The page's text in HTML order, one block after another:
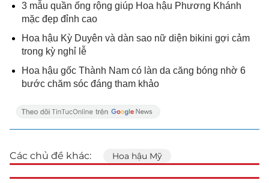
3 mẫu quần ống rộng giúp Hoa hậu Phương Khánh
mặc đẹp đỉnh cao
Hoa hậu Kỳ Duyên và dàn sao nữ diện bikini gợi cảm
trong kỳ nghỉ lễ
Hoa hậu gốc Thành Nam có làn da căng bóng nhờ 6
bước chăm sóc đáng tham khảo
Các chủ đề khác: Hoa hậu Mỹ